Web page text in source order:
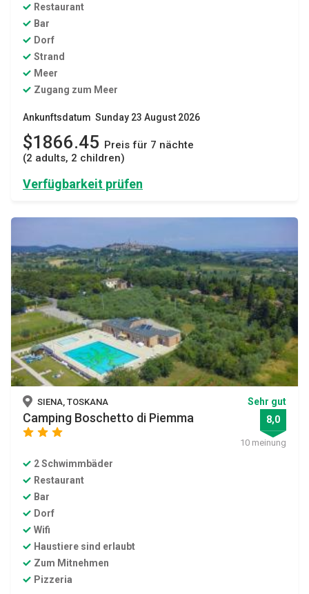
Restaurant
Bar
Dorf
Strand
Meer
Zugang zum Meer
Ankunftsdatum Sunday 23 August 2026
$1866.45 Preis für 7 nächte
(2 adults, 2 children)
Verfügbarkeit prüfen
SIENA, TOSKANA
Camping Boschetto di Piemma
star star
Sehr gut
8,0
10 meinung
2 Schwimmbäder
Restaurant
Bar
Dorf
Wifi
Haustiere sind erlaubt
Zum Mitnehmen
Pizzeria